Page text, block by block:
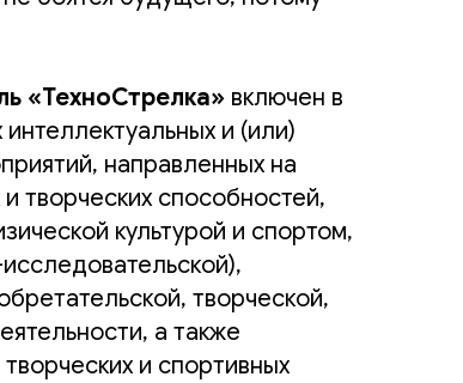
«ТехноСтрелка» включен в
и (или)
направленных на
творческих способностей,
культурой и спортом,
творческой,
а также
и спортивных